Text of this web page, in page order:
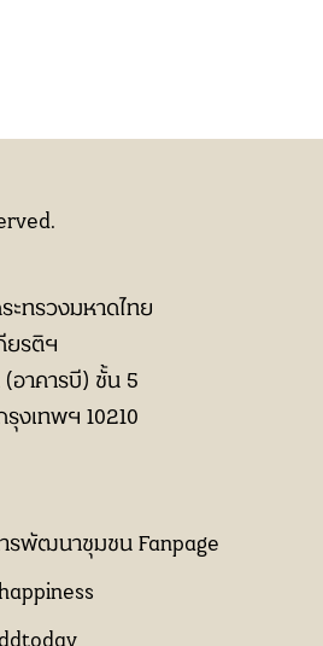
ทรวงมหาดไทย
ยรติฯ
อาคารบี) ชั้น 5
เทพฯ 10210
รพัฒนาชุมชน Fanpage